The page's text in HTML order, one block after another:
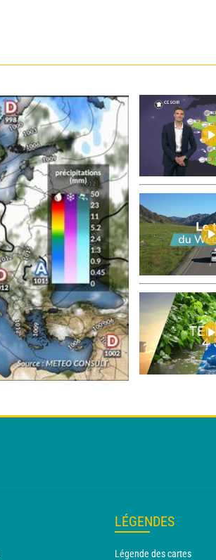
LÉGENDES
Légende des cartes